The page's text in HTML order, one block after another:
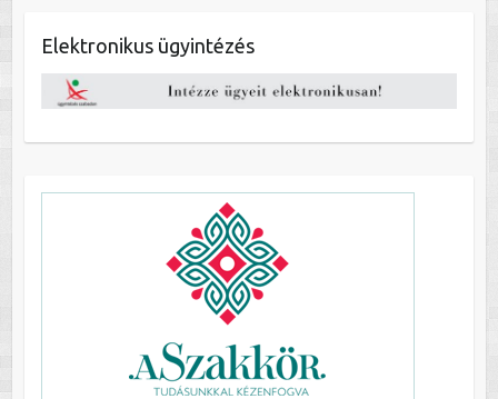
Elektronikus ügyintézés